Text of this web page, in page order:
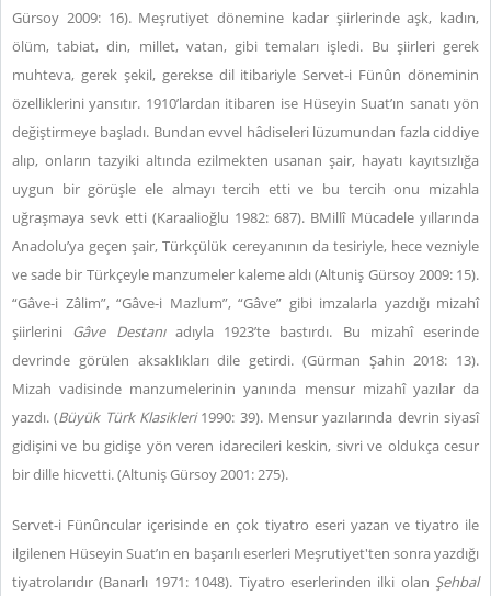
Gürsoy 2009: 16). Meşrutiyet dönemine kadar şiirlerinde aşk, kadın,
ölüm, tabiat, din, millet, vatan, gibi temaları işledi. Bu şiirleri gerek
muhteva, gerek şekil, gerekse dil itibariyle Servet-i Fünûn döneminin
özelliklerini yansıtır. 1910’lardan itibaren ise Hüseyin Suat’ın sanatı yön
değiştirmeye başladı. Bundan evvel hâdiseleri lüzumundan fazla ciddiye
alıp, onların tazyiki altında ezilmekten usanan şair, hayatı kayıtsızlığa
uygun bir görüşle ele almayı tercih etti ve bu tercih onu mizahla
uğraşmaya sevk etti (Karaalioğlu 1982: 687). BMillî Mücadele yıllarında
Anadolu’ya geçen şair, Türkçülük cereyanının da tesiriyle, hece vezniyle
ve sade bir Türkçeyle manzumeler kaleme aldı (Altuniş Gürsoy 2009: 15).
“Gâve-i Zâlim”, “Gâve-i Mazlum”, “Gâve” gibi imzalarla yazdığı mizahî
şiirlerini Gâve Destanıadıyla 1923’te bastırdı. Bu mizahî eserinde
devrinde görülen aksaklıkları dile getirdi. (Gürman Şahin 2018: 13).
Mizah vadisinde manzumelerinin yanında mensur mizahî yazılar da
yazdı. (Büyük Türk Klasikleri1990: 39). Mensur yazılarında devrin siyasî
gidişini ve bu gidişe yön veren idarecileri keskin, sivri ve oldukça cesur
bir dille hicvetti. (Altuniş Gürsoy 2001: 275).
Servet-i Fünûncular içerisinde en çok tiyatro eseri yazan ve tiyatro ile
ilgilenen Hüseyin Suat’ın en başarılı eserleri Meşrutiyet'ten sonra yazdığı
tiyatrolarıdır (Banarlı 1971: 1048). Tiyatro eserlerinden ilki olan Şehbal